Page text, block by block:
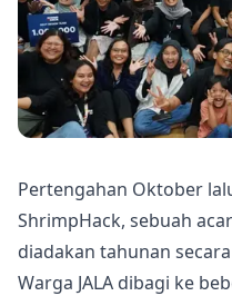
Pertengahan Oktober
ShrimpHack, sebuah
diadakan tahunan
Warga JALA dibagi ke